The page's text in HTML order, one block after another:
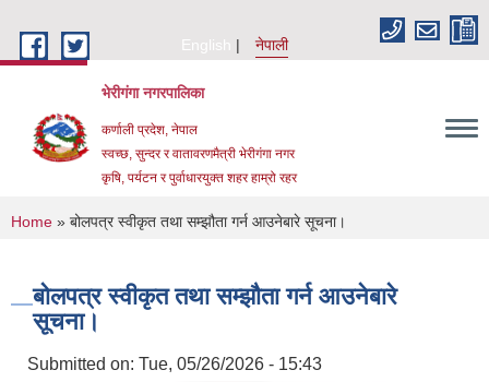
English
नेपाली
भेरीगंगा नगरपालिका
कर्णाली प्रदेश, नेपाल
स्वच्छ, सुन्दर र वातावरणमैत्री भेरीगंगा नगर
कृषि, पर्यटन र पुर्वाधारयुक्त शहर हाम्रो रहर
You are here
Home » बोलपत्र स्वीकृत तथा सम्झौता गर्न आउनेबारे सूचना।
बोलपत्र स्वीकृत तथा सम्झौता गर्न आउनेबारे
सूचना।
Submitted on: Tue, 05/26/2026 - 15:43